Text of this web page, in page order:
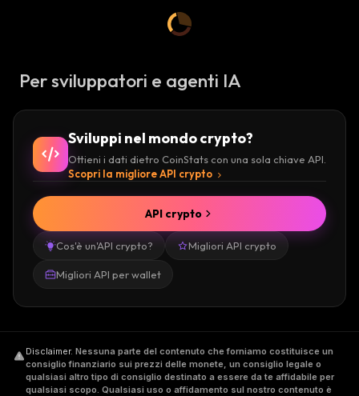
Per sviluppatori e agenti IA
Sviluppi nel mondo crypto?
Ottieni i dati dietro CoinStats con una sola chiave API.
Scopri la migliore API crypto
Cos'è un'API crypto? Migliori API crypto
Migliori API per wallet
API crypto
Disclaimer. Nessuna parte del contenuto che forniamo costituisce un
consiglio finanziario sui prezzi delle monete, un consiglio legale o
qualsiasi altro tipo di consiglio destinato a essere da te affidabile per
qualsiasi scopo. Qualsiasi uso o affidamento sul nostro contenuto è